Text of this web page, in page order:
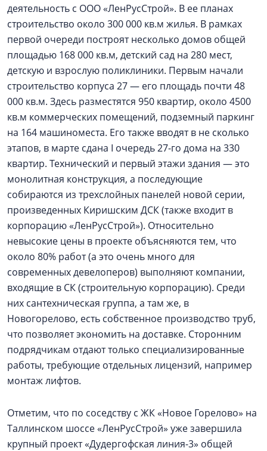
деятельность с ООО «ЛенРусСтрой». В ее планах
строительство около 300 000 кв.м жилья. В рамках
первой очереди построят несколько домов общей
площадью 168 000 кв.м, детский сад на 280 мест,
детскую и взрослую поликлиники. Первым начали
строительство корпуса 27 — его площадь почти 48
000 кв.м. Здесь разместятся 950 квартир, около 4500
кв.м коммерческих помещений, подземный паркинг
на 164 машиноместа. Его также вводят в не сколько
этапов, в марте сдана I очередь 27-го дома на 330
квартир. Технический и первый этажи здания — это
монолитная конструкция, а последующие
собираются из трехслойных панелей новой серии,
произведенных Киришским ДСК (также входит в
корпорацию «ЛенРусСтрой»). Относительно
невысокие цены в проекте объясняются тем, что
около 80% работ (а это очень много для
современных девелоперов) выполняют компании,
входящие в СК (строительную корпорацию). Среди
них сантехническая группа, а там же, в
Новогорелово, есть собственное производство труб,
что позволяет экономить на доставке. Сторонним
подрядчикам отдают только специализированные
работы, требующие отдельных лицензий, например
монтаж лифтов.
Отметим, что по соседству с ЖК «Новое Горелово» на
Таллинском шоссе «ЛенРусСтрой» уже завершила
крупный проект «Дудергофская линия-3» общей